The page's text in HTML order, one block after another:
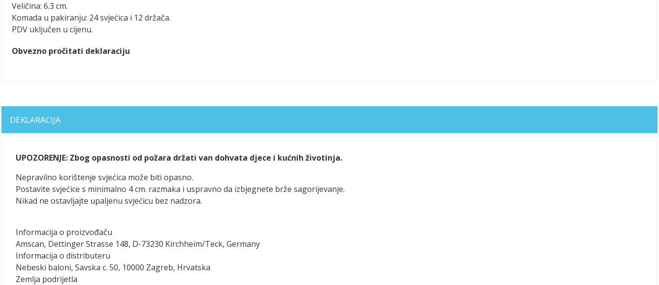
Veličina: 6.3 cm.
Komada u pakiranju: 24 svjećica i 12 držača.
PDV uključen u cijenu.
Obvezno pročitati deklaraciju
DEKLARACIJA
UPOZORENJE: Zbog opasnosti od požara držati van dohvata djece i kućnih životinja.
Nepravilno korištenje svjećica može biti opasno.
Postavite svjećice s minimalno 4 cm. razmaka i uspravno da izbjegnete brže sagorijevanje.
Nikad ne ostavljajte upaljenu svjećicu bez nadzora.
Informacija o proizvođaču
Amscan, Dettinger Strasse 148, D-73230 Kirchheim/Teck, Germany
Informacija o distributeru
Nebeski baloni, Savska c. 50, 10000 Zagreb, Hrvatska
Zemlja podrijetla